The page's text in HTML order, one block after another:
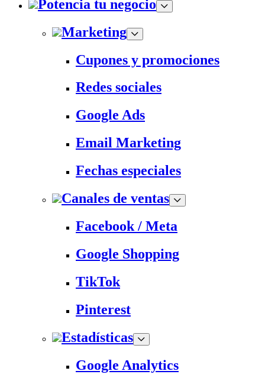
Potencia tu negocio
Marketing
Cupones y promociones
Redes sociales
Google Ads
Email Marketing
Fechas especiales
Canales de ventas
Facebook / Meta
Google Shopping
TikTok
Pinterest
Estadísticas
Google Analytics